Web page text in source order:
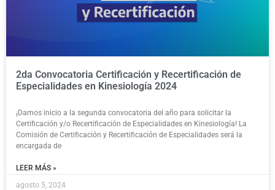
2da Convocatoria Certificación y Recertificación de
Especialidades en Kinesiología 2024
¡Damos inicio a la segunda convocatoria del año para solicitar la
Certificación y/o Recertificación de Especialidades en Kinesiología! La
Comisión de Certificación y Recertificación de Especialidades será la
encargada de
LEER MÁS »
agosto 5, 2024